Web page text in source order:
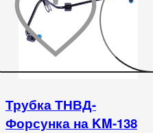
Трубка ТНВД-
Форсунка на KM-138